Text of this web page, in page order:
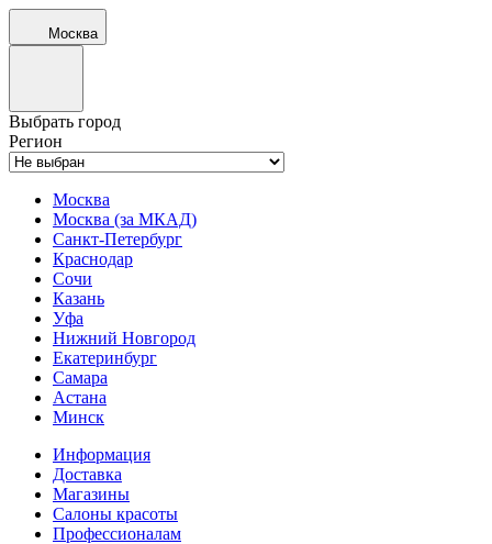
Москва
Выбрать город
Регион
Москва
Москва (за МКАД)
Санкт-Петербург
Краснодар
Сочи
Казань
Уфа
Нижний Новгород
Екатеринбург
Самара
Астана
Минск
Информация
Доставка
Магазины
Салоны красоты
Профессионалам